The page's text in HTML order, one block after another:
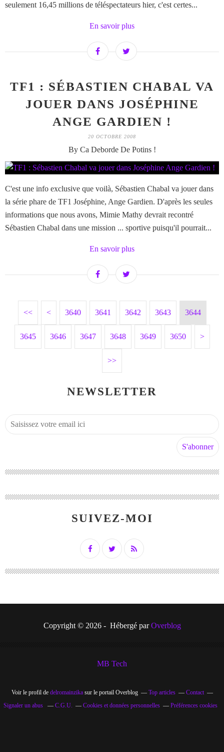
seulement 16,45 millions de téléspectateurs hier, c'est certes...
En savoir plus
TF1 : SÉBASTIEN CHABAL VA
JOUER DANS JOSÉPHINE
ANGE GARDIEN !
20 OCTOBRE 2008
By Ca Deborde De Potins !
C'est une info exclusive que voilà, Sébastien Chabal va jouer dans
la série phare de TF1 Joséphine, Ange Gardien. D'après les seules
informations que nous avons, Mimie Mathy devrait recontré
Sébastien Chabal dans une mission ... sportive puisqu'il pourrait...
En savoir plus
<< < 3600
3610
3620
3630
3640 3641 3642 3643 3644
3645 3646 3647 3648 3649 3650 3660
3670
3680
3690
3700
>
>>
NEWSLETTER
SUIVEZ-MOI
Copyright © 2026 - Hébergé parOverblog
MB Tech
Voir le profil de delromainzikasur le portail Overblog Top articles
Contact
Signaler un abus
C.G.U. Cookies et données personnelles Préférences cookies